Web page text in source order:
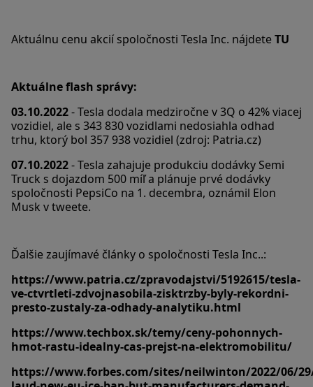
Aktuálnu cenu akcií spoločnosti Tesla Inc. nájdeteTU
Aktuálne flash správy:
03.10.2022- Tesla dodala medziročne v 3Q o 42% viacej
vozidiel, ale s 343 830 vozidlami nedosiahla odhad
trhu, ktorý bol 357 938 vozidiel (zdroj: Patria.cz)
07.10.2022- Tesla zahajuje produkciu dodávky Semi
Truck s dojazdom 500 míľ a plánuje prvé dodávky
spoločnosti PepsiCo na 1. decembra, oznámil Elon
Musk v tweete.
Ďalšie zaujímavé články o spoločnosti Tesla Inc..:
https://www.patria.cz/zpravodajstvi/5192615/tesla-
ve-ctvrtleti-zdvojnasobila-zisktrzby-byly-rekordni-
presto-zustaly-za-odhady-analytiku.html
https://www.techbox.sk/temy/ceny-pohonnych-
hmot-rastu-idealny-cas-prejst-na-elektromobilitu/
https://www.forbes.com/sites/neilwinton/2022/06/